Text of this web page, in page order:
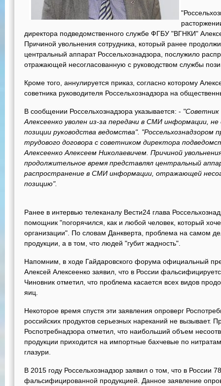
директора подведомственного службе ФГБУ "ВГНКИ"
Причиной увольнения сотрудника, который ранее
центральный аппарат Россельхознадзора, послужило
отражающей несогласованную с руководством службы
Кроме того, аннулируется приказ, согласно которому
советника руководителя Россельхознадзора на
В сообщении Россельхознадзора указывается: - "Советник
Алексеенко уволен из-за передачи в СМИ информации,
позиции руководства ведомства".
трудового договора с советником директора
Алексеенко Алексеем Николаевичем. Причиной
продолжительное время представлял центральный
распространение в СМИ информации, отражающей
позицию".
Ранее в интервью телеканалу Вести24 глава
помощник "погорячился, как и любой человек, который
организации". По словам Данкверта, проблема на самом
продукции, а в том, что людей "губит жадность".
Напомним, в ходе Гайдаровского форума официальный
Алексей Алексеенко заявил, что в России
Чиновник отметил, что проблема касается всех видов
яиц.
Некоторое время спустя эти заявления опроверг
российских продуктов серьезных нареканий не вызывает.
Роспотребнадзора отметил, что наибольший объем
продукции приходится на импортные бахчевые по
глазури.
В 2015 году Россельхознадзор заявил о том, что в России
фальсифицированной продукцией. Данное заявление